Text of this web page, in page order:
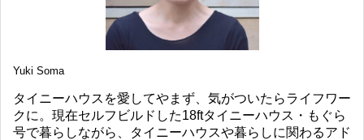
Yuki Soma
タイニーハウスを愛してやまず、気がついたらライフワー
クに。現在セルフビルドした18ftタイニーハウス・もぐら
号で暮らしながら、タイニーハウスや暮らしに関わるアド